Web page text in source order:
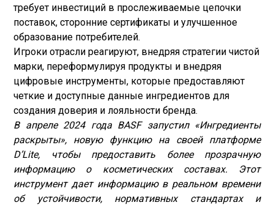
требует инвестиций в прослеживаемые цепочки
поставок, сторонние сертификаты и улучшенное
образование потребителей.
Игроки отрасли реагируют, внедряя стратегии чистой
марки, переформулируя продукты и внедряя
цифровые инструменты, которые предоставляют
четкие и доступные данные ингредиентов для
создания доверия и лояльности бренда.
В апреле 2024 года BASF запустил «Ингредиенты
раскрыты», новую функцию на своей платформе
D’Lite, чтобы предоставить более прозрачную
информацию о косметических составах. Этот
инструмент дает информацию в реальном времени
об устойчивости, нормативных стандартах и